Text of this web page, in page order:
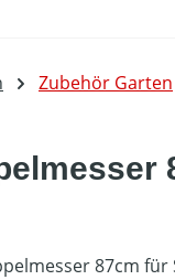
Zubehör Garten